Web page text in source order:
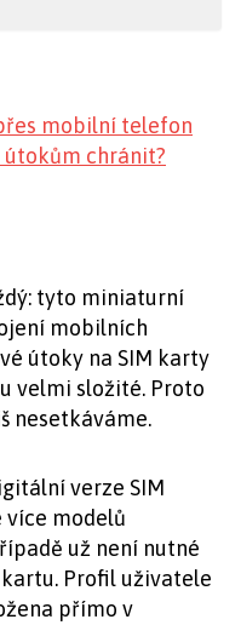
mobilní telefon
chránit?
tyto miniaturní
mobilních
útoky na SIM karty
velmi složité. Proto
nesetkáváme.
verze SIM
modelů
už není nutné
Profil uživatele
přímo v